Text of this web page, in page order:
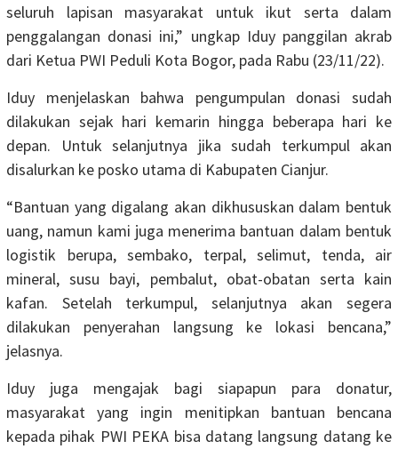
seluruh lapisan masyarakat untuk ikut serta dalam
penggalangan donasi ini,” ungkap Iduy panggilan akrab
dari Ketua PWI Peduli Kota Bogor, pada Rabu (23/11/22).
Iduy menjelaskan bahwa pengumpulan donasi sudah
dilakukan sejak hari kemarin hingga beberapa hari ke
depan. Untuk selanjutnya jika sudah terkumpul akan
disalurkan ke posko utama di Kabupaten Cianjur.
“Bantuan yang digalang akan dikhususkan dalam bentuk
uang, namun kami juga menerima bantuan dalam bentuk
logistik berupa, sembako, terpal, selimut, tenda, air
mineral, susu bayi, pembalut, obat-obatan serta kain
kafan. Setelah terkumpul, selanjutnya akan segera
dilakukan penyerahan langsung ke lokasi bencana,”
jelasnya.
Iduy juga mengajak bagi siapapun para donatur,
masyarakat yang ingin menitipkan bantuan bencana
kepada pihak PWI PEKA bisa datang langsung datang ke